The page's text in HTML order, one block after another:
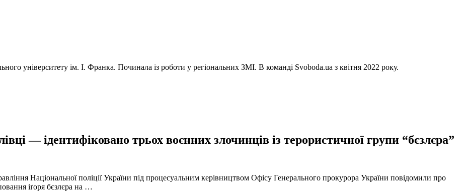
університету ім. І. Франка. Починала із роботи у регіональних ЗМІ. В команді Svoboda.ua з квітня 2022 року.
— ідентифіковано трьох воєнних злочинців із терористичної групи “бєзлєра”
Національної поліції України під процесуальним керівництвом Офісу Генерального прокурора України повідомили про
іґоря бєзлєра на …